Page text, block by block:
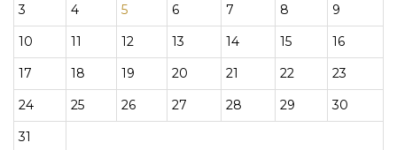
3
4 5 6 7 8
9
10
11 12 13 14 15
16
17
18 19 20 21 22
23
24
25 26 27 28 29
30
31